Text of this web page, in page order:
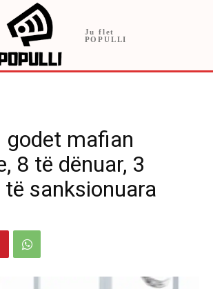
Ju flet
POPULLI
godet mafian
8 të dënuar, 3
sanksionuara